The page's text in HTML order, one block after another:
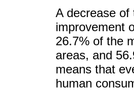
A decrease of
improvement
26.7% of the
areas, and
means that
human